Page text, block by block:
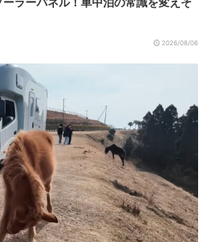
2026/08/06